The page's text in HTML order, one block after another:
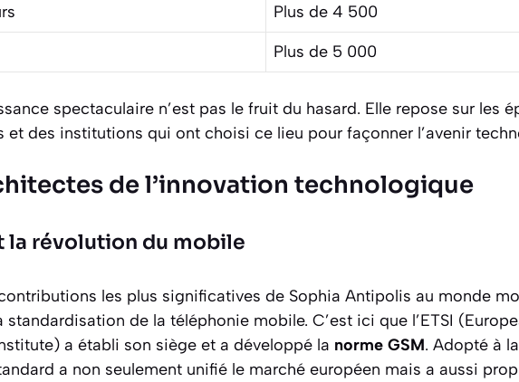
Plus de 4 500
Plus de 5 000
spectaculaire n’est pas le fruit du hasard. Elle repose sur les
et des institutions qui ont choisi ce lieu pour façonner l’avenir
de l’innovation technologique
la révolution du mobile
contributions les plus significatives de Sophia Antipolis au monde
standardisation de la téléphonie mobile. C’est ici que l’ETSI
a établi son siège et a développé la norme GSM. Adopté à
a non seulement unifié le marché européen mais a aussi